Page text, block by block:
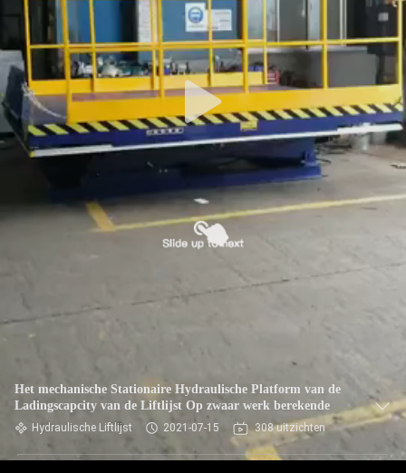
Het mechanische Stationaire Hydraulische Platform van de
Ladingscapcity van de Liftlijst Op zwaar werk berekende
Hydraulische Liftlijst 2021-07-15 308 uitzichten